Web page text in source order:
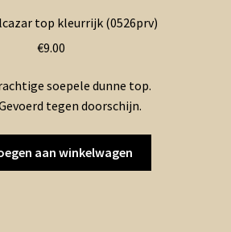
top kleurrijk (0526prv)
€9.00
soepele dunne top.
tegen doorschijn.
aan winkelwagen